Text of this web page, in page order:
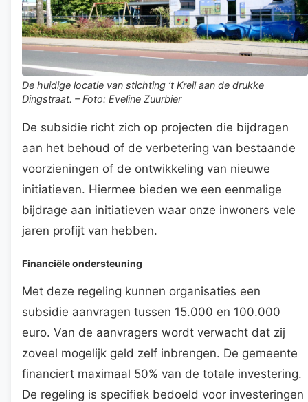
De huidige locatie van stichting ’t Kreil aan de drukke
Dingstraat. – Foto: Eveline Zuurbier
De subsidie richt zich op projecten die bijdragen
aan het behoud of de verbetering van bestaande
voorzieningen of de ontwikkeling van nieuwe
initiatieven. Hiermee bieden we een eenmalige
bijdrage aan initiatieven waar onze inwoners vele
jaren profijt van hebben.
Financiële ondersteuning
Met deze regeling kunnen organisaties een
subsidie aanvragen tussen 15.000 en 100.000
euro. Van de aanvragers wordt verwacht dat zij
zoveel mogelijk geld zelf inbrengen. De gemeente
financiert maximaal 50% van de totale investering.
De regeling is specifiek bedoeld voor investeringen